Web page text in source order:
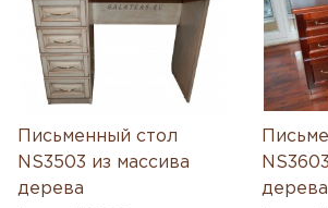
Письменный стол
NS3503 из массива
дерева
дерева